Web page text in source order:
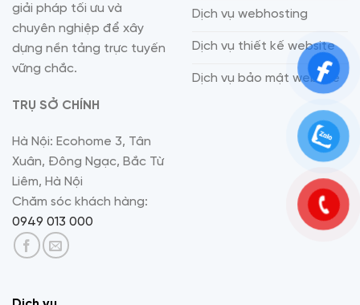
giải pháp tối ưu và
chuyên nghiệp để xây
dựng nền tảng trực tuyến
vững chắc.
TRỤ SỞ CHÍNH
Hà Nội: Ecohome 3, Tân
Xuân, Đông Ngạc, Bắc Từ
Liêm, Hà Nội
Chăm sóc khách hàng:
0949 013 000
Dịch vụ webhosting
Dịch vụ thiết kế website
Dịch vụ bảo mật website